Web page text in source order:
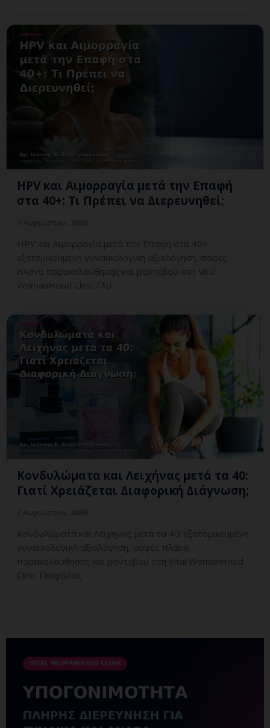
HPV και Αιμορραγία μετά την Επαφή
στα 40+: Τι Πρέπει να Διερευνηθεί;
HPV και Αιμορραγία μετά την Επαφή στα 40+:
εξατομικευμένη γυναικολογική αξιολόγηση, σαφές
πλάνο παρακολούθησης και ραντεβού στη Vital
WomanHood Clinic Γλυ
Κονδυλώματα και Λειχήνας μετά τα 40:
Γιατί Χρειάζεται Διαφορική Διάγνωση;
Κονδυλώματα και Λειχήνας μετά τα 40: εξατομικευμένη
γυναικολογική αξιολόγηση, σαφές πλάνο
παρακολούθησης και ραντεβού στη Vital WomanHood
Clinic Γλυφάδας.